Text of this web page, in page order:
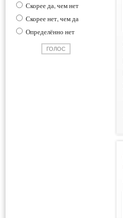
Скорее да, чем нет
Скорее нет, чем да
Определённо нет